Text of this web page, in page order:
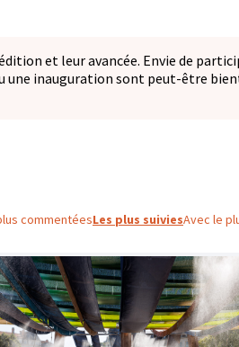
et leur avancée. Envie de
une inauguration sont peut-être
commentéesLes plus suiviesAvec le